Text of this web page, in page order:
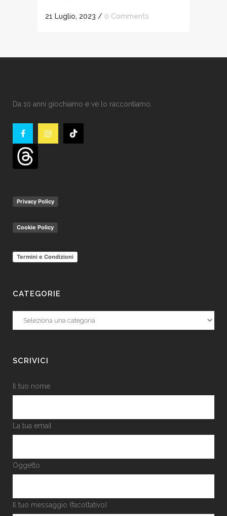
21 Luglio, 2023 / 0 Comments
Da 10 anni giochiamo e ve lo raccontiamo.
Privacy Policy
Cookie Policy
Termini e Condizioni
CATEGORIE
Categorie
SCRIVICI
Il tuo nome
La tua email
Oggetto
Il tuo messaggio (facoltativo)